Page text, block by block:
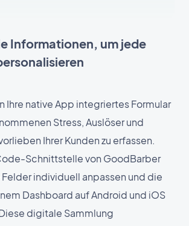
Informationen, um jede
Ihre native App integriertes Formular
Stress, Auslöser und
Ihrer Kunden zu erfassen.
Schnittstelle von GoodBarber
individuell anpassen und die
Dashboard auf Android und iOS
digitale Sammlung